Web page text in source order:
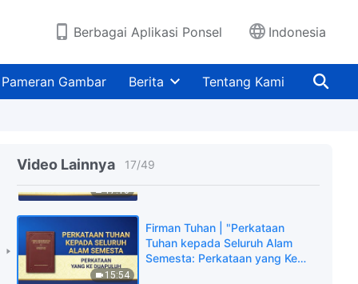
Berbagai Aplikasi Ponsel Indonesia
Pameran Gambar Berita Tentang Kami
Video Lainnya 17/49
Semesta: Perkataan Kedelapan
Belas"
17:10
Tuhan kepada Seluruh Alam
Semesta: Perkataan Kesembilan
Belas"
15:54
Firman Tuhan | "Perkataan
Tuhan kepada Seluruh Alam
Semesta: Perkataan yang Ke